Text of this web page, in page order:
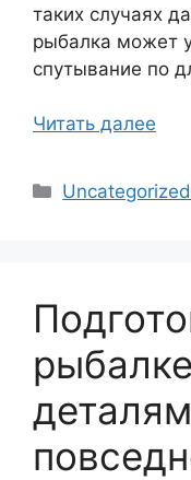
таких случаях
рыбалка может
спутывание по
Читать далее
Рубрики
Uncategorized